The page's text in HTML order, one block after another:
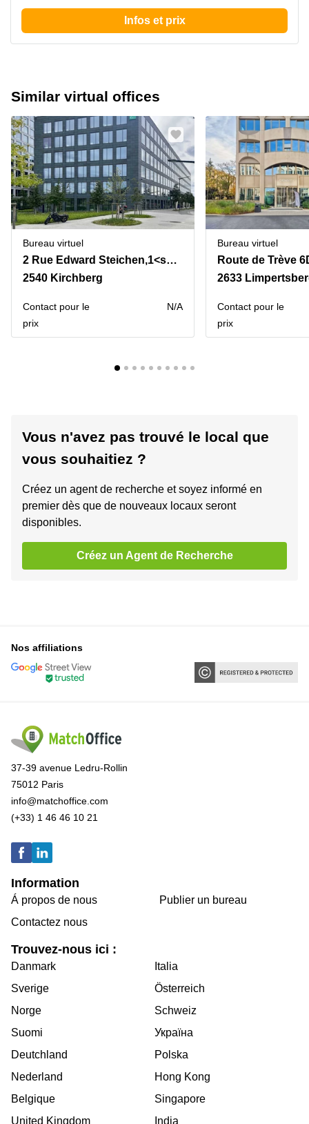
Infos et prix
Similar virtual offices
Bureau virtuel
2 Rue Edward Steichen,1<sup>er</sup> étage de l‘immeuble Oksigen
2540 Kirchberg
Contact pour le
prix
N/A
Bureau virtuel
Route de Trève
2633
Contact pour le
prix
Vous n'avez pas trouvé le local que
vous souhaitiez ?
Créez un agent de recherche et soyez informé en
premier dès que de nouveaux locaux seront
disponibles.
Créez un Agent de Recherche
Nos affiliations
37-39 avenue Ledru-Rollin
75012 Paris
info@matchoffice.com
(+33) 1 46 46 10 21
Information
Á propos de nous
Contactez nous
Publier un bureau
Trouvez-nous ici :
Danmark
Sverige
Norge
Suomi
Deutchland
Nederland
Belgique
United Kingdom
Italia
Österreich
Schweiz
Україна
Polska
Hong Kong
Singapore
India